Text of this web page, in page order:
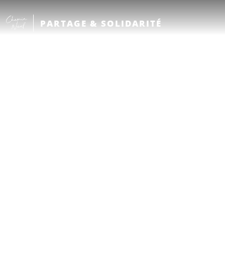
PARTAGE & SOLIDARITÉ